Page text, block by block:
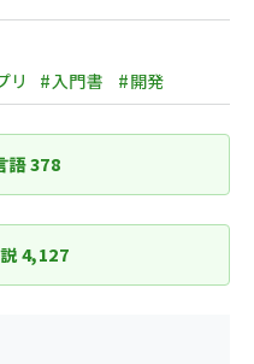
リ #入門書 #開発
語378
4,127